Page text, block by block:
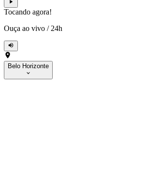
Tocando agora!
Ouça ao vivo / 24h
Belo Horizonte